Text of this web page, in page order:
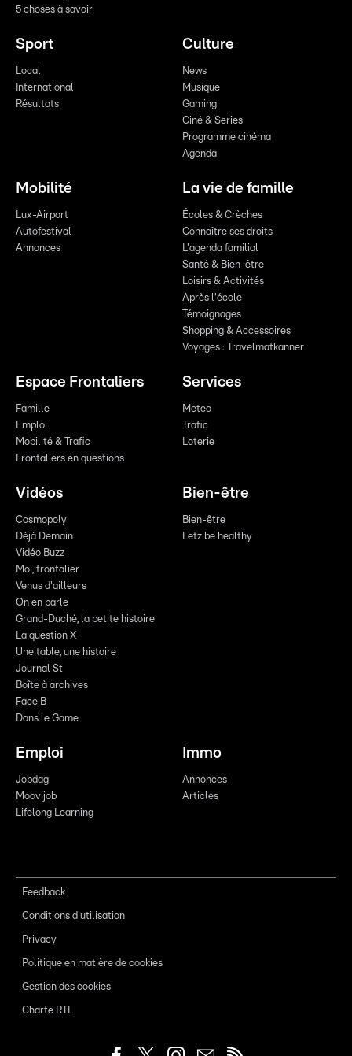
5 choses à savoir
Sport
Local
International
Résultats
Culture
News
Musique
Gaming
Ciné & Series
Programme cinéma
Agenda
Mobilité
Lux-Airport
Autofestival
Annonces
La vie de famille
Écoles & Crèches
Connaître ses droits
L'agenda familial
Santé & Bien-être
Loisirs & Activités
Après l'école
Témoignages
Shopping & Accessoires
Voyages : Travelmatkanner
Espace Frontaliers
Famille
Emploi
Mobilité & Trafic
Frontaliers en questions
Services
Meteo
Trafic
Loterie
Vidéos
Cosmopoly
Déjà Demain
Vidéo Buzz
Moi, frontalier
Venus d'ailleurs
On en parle
Grand-Duché, la petite histoire
La question X
Une table, une histoire
Journal St
Boîte à archives
Face B
Dans le Game
Bien-être
Bien-être
Letz be healthy
Emploi
Jobdag
Moovijob
Lifelong Learning
Immo
Annonces
Articles
Feedback
Conditions d'utilisation
Privacy
Politique en matière de cookies
Gestion des cookies
Charte RTL